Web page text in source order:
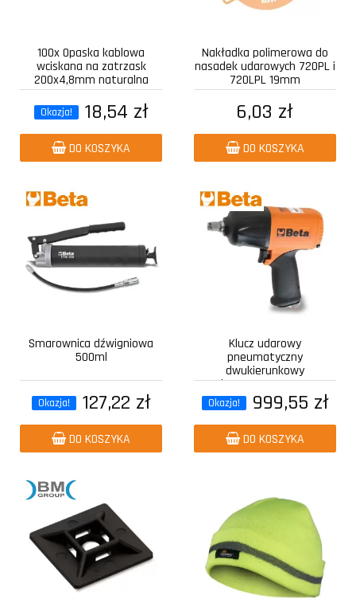
100x Opaska kablowa
wciskana na zatrzask
200x4,8mm naturalna
Okazja! 18,54 zł
DO KOSZYKA
Nakładka polimerowa do
nasadek udarowych 720PL i
720LPL 19mm
6,03 zł
DO KOSZYKA
Smarownica dźwigniowa
500ml
Okazja! 127,22 zł
DO KOSZYKA
Klucz udarowy
pneumatyczny
dwukierunkowy
kompozytowy z...
Okazja! 999,55 zł
DO KOSZYKA